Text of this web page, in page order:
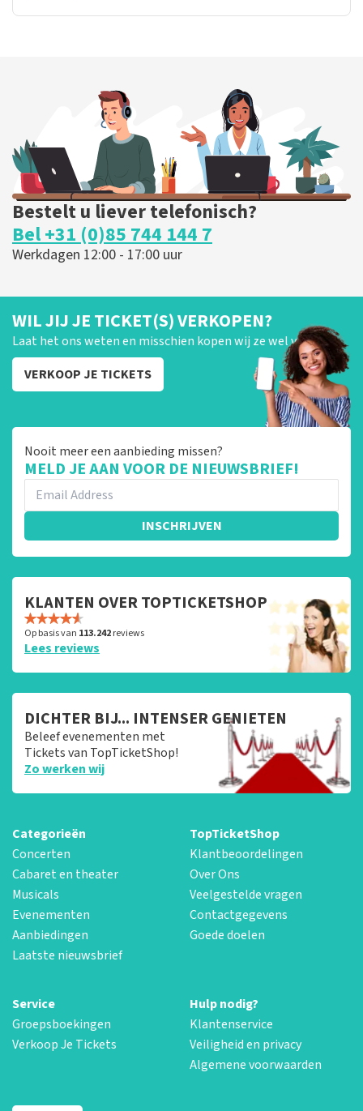
Bestelt u liever telefonisch?
Bel +31 (0)85 744 144 7
Werkdagen 12:00 - 17:00 uur
WIL JIJ JE TICKET(S) VERKOPEN?
Laat het ons weten en misschien kopen wij ze wel van je!
VERKOOP JE TICKETS
Nooit meer een aanbieding missen?
MELD JE AAN VOOR DE NIEUWSBRIEF!
INSCHRIJVEN
KLANTEN OVER TOPTICKETSHOP
Op basis van 113.242reviews
Lees reviews
DICHTER BIJ... INTENSER GENIETEN
Beleef evenementen met
Tickets van TopTicketShop!
Zo werken wij
Categorieën
Concerten
Cabaret en theater
Musicals
Evenementen
Aanbiedingen
Laatste nieuwsbrief
TopTicketShop
Klantbeoordelingen
Over Ons
Veelgestelde vragen
Contactgegevens
Goede doelen
Service
Groepsboekingen
Verkoop Je Tickets
Hulp nodig?
Klantenservice
Veiligheid en privacy
Algemene voorwaarden